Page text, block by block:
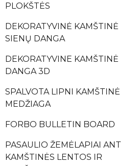
PLOKŠTĖS
DEKORATYVINĖ KAMŠTINĖ
SIENŲ DANGA
DEKORATYVINE KAMŠTINĖ
DANGA 3D
SPALVOTA LIPNI KAMŠTINĖ
MEDŽIAGA
FORBO BULLETIN BOARD
PASAULIO ŽEMĖLAPIAI ANT
KAMŠTINĖS LENTOS IR